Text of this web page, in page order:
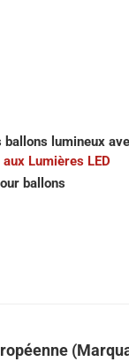
ballons lumineux
Lumières LED
ballons